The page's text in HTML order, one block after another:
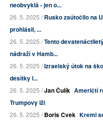
neobvyklá - jen o...
26. 5. 2025 /Rusko zaútočilo na
prohlásil, ...
26. 5. 2025 /Tento
nádraží v Hamb...
26. 5. 2025 /Izraelský útok na
desítky l...
26. 5. 2025 /Jan Čulík Američtí
Trumpovy lži
26. 5. 2025 /Boris Cvek Kreml